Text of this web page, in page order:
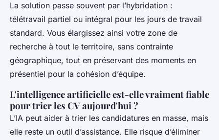
La solution passe souvent par l’hybridation :
télétravail partiel ou intégral pour les jours de travail
standard. Vous élargissez ainsi votre zone de
recherche à tout le territoire, sans contrainte
géographique, tout en préservant des moments en
présentiel pour la cohésion d’équipe.
L'intelligence artificielle est-elle vraiment fiable
pour trier les CV aujourd'hui ?
L’IA peut aider à trier les candidatures en masse, mais
elle reste un outil d’assistance. Elle risque d’éliminer